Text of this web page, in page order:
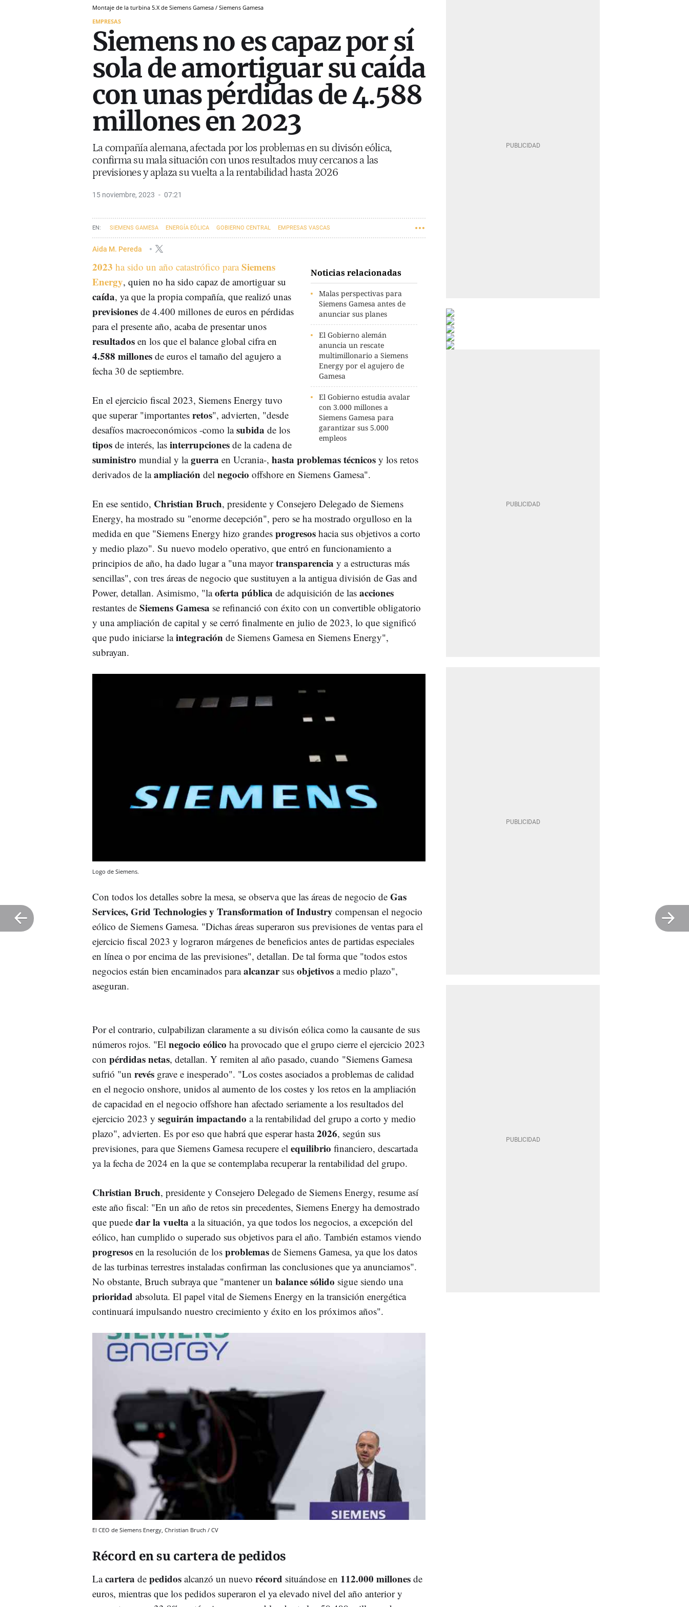
Montaje de la turbina 5.X de Siemens Gamesa / Siemens Gamesa
EMPRESAS
Siemens no es capaz por sí
sola de amortiguar su caída
con unas pérdidas de 4.588
millones en 2023
La compañía alemana, afectada por los problemas en su divisón eólica,
confirma su mala situación con unos resultados muy cercanos a las
previsiones y aplaza su vuelta a la rentabilidad hasta 2026
15 noviembre, 2023 07:21
SIEMENS GAMESA ENERGÍA EÓLICA GOBIERNO CENTRAL EMPRESAS VASCAS
Aida M. Pereda
Noticias relacionadas
Malas perspectivas para
Siemens Gamesa antes de
anunciar sus planes
El Gobierno alemán
anuncia un rescate
multimillonario a Siemens
Energy por el agujero de
Gamesa
El Gobierno estudia avalar
con 3.000 millones a
Siemens Gamesa para
garantizar sus 5.000
empleos
2023 ha sido un año catastrófico paraSiemens
Energy, quien no ha sido capaz de amortiguar su
caída, ya que la propia compañía, que realizó unas
previsiones de 4.400 millones de euros en pérdidas
para el presente año, acaba de presentar unos
resultados en los que el balance global cifra en
4.588 millones de euros el tamaño del agujero a
fecha 30 de septiembre.
En el ejercicio fiscal 2023, Siemens Energy tuvo
que superar "importantes retos", advierten, "desde
desafíos macroeconómicos -como lasubida de los
tipos de interés, las interrupciones de la cadena de
suministro mundial y laguerra en Ucrania-, hasta problemastécnicos y los retos
derivados de laampliación del negocio offshore en Siemens Gamesa".
En ese sentido, Christian Bruch, presidente y Consejero Delegado de Siemens
Energy, ha mostrado su "enorme decepción", pero se ha mostrado orgulloso en la
medida en que "Siemens Energy hizo grandes progresos hacia sus objetivos a corto
y medio plazo". Su nuevo modelo operativo, que entró en funcionamiento a
principios de año, ha dado lugar a "una mayortransparencia y a estructuras más
sencillas", con tres áreas de negocio que sustituyen a la antigua división de Gas and
Power, detallan. Asimismo, "laoferta pública de adquisición de las acciones
restantes de Siemens Gamesa se refinanció con éxito con un convertible obligatorio
y una ampliación de capital y se cerró finalmente en julio de 2023, lo que significó
que pudo iniciarse laintegración de Siemens Gamesa en Siemens Energy",
subrayan.
Logo de Siemens.
Con todos los detalles sobre la mesa, se observa que las áreas de negocio de Gas
Services, Grid Technologies y Transformation of Industry compensan el negocio
eólico de Siemens Gamesa. "Dichas áreas superaron sus previsiones de ventas para el
ejercicio fiscal 2023 y lograron márgenes de beneficios antes de partidas especiales
en línea o por encima de las previsiones", detallan. De tal forma que "todos estos
negocios están bien encaminados paraalcanzarsus objetivos a medio plazo",
aseguran.
Por el contrario, culpabilizan claramente a su divisón eólica como la causante de sus
números rojos. "El negocio eólico ha provocado que el grupo cierre el ejercicio 2023
con pérdidasnetas, detallan. Y remiten al año pasado, cuando "Siemens Gamesa
sufrió "un revés grave e inesperado". "Los costes asociados a problemas de calidad
en el negocio onshore, unidos al aumento de los costes y los retos en la ampliación
de capacidad en el negocio offshore han afectado seriamente a los resultados del
ejercicio 2023 y seguirán impactando a la rentabilidad del grupo a corto y medio
plazo", advierten. Es por eso que habrá que esperar hasta2026, según sus
previsiones, para que Siemens Gamesa recupere el equilibrio financiero, descartada
ya la fecha de 2024 en la que se contemplaba recuperar la rentabilidad del grupo.
Christian Bruch, presidente y Consejero Delegado de Siemens Energy, resume así
este año fiscal: "En un año de retos sin precedentes, Siemens Energy ha demostrado
que puede darla vuelta a la situación, ya que todos los negocios, a excepción del
eólico, han cumplido o superado sus objetivos para el año. También estamos viendo
progresos en la resolución de los problemas de Siemens Gamesa, ya que los datos
de las turbinas terrestres instaladas confirman las conclusiones que ya anunciamos".
No obstante, Bruch subraya que "mantener un balancesólido sigue siendo una
prioridad absoluta. El papel vital de Siemens Energy en la transición energética
continuará impulsando nuestro crecimiento y éxito en los próximos años".
El CEO de Siemens Energy, Christian Bruch / CV
Récord en su cartera de pedidos
Lacartera de pedidos alcanzó un nuevo récord situándose en 112.000 millones de
euros, mientras que los pedidos superaron el ya elevado nivel del año anterior y